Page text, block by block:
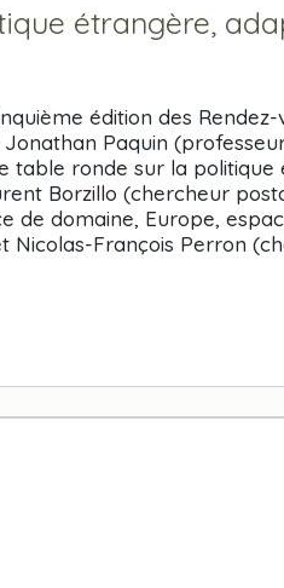
étrangère,
édition des
Paquin
table ronde sur la politique
Borzillo (chercheur
de domaine, Europe,
Nicolas-François Perron